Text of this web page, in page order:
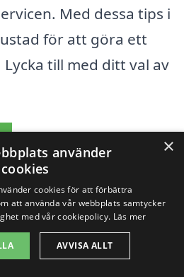
Med dessa tips i
för att göra ett
till med ditt val av
skicklig
i de
×
använder
cookies
cookies för att förbättra
att använda vår webbplats samtycker
med vår cookiepolicy. Läs mer
AVVISA ALLT